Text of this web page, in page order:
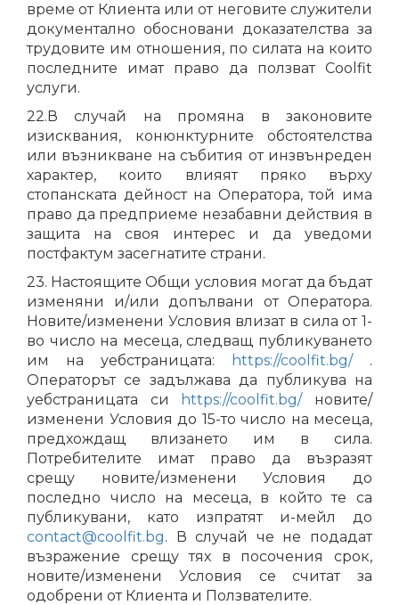
време от Клиента или от неговите служители
документално обосновани доказателства за
трудовите им отношения, по силата на които
последните имат право да ползват Coolfit
услуги.
22.В случай на промяна в законовите
изисквания, конюнктурните обстоятелства
или възникване на събития от инзвънреден
характер, които влияят пряко върху
стопанската дейност на Оператора, той има
право да предприеме незабавни действия в
защита на своя интерес и да уведоми
постфактум засегнатите страни.
23. Настоящите Общи условия могат да бъдат
изменяни и/или допълвани от Оператора.
Новите/изменени Условия влизат в сила от 1-
во число на месеца, следващ публикуването
им на уебстраницата:
https://coolfit.bg/.
Операторът се задължава да публикува на
уебстраницата си
https://coolfit.bg/новите/
изменени Условия до 15-то число на месеца,
предхождащ влизането им в сила.
Потребителите имат право да възразят
срещу новите/изменени Условия до
последно число на месеца, в който те са
публикувани, като изпратят и-мейл до
contact@coolfit.bg. В случай че не подадат
възражение срещу тях в посочения срок,
новите/изменени Условия се считат за
одобрени от Клиента и Ползвателите.